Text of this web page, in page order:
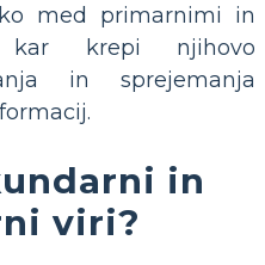
med primarnimi in
kar krepi njihovo
in sprejemanja
in
viri?